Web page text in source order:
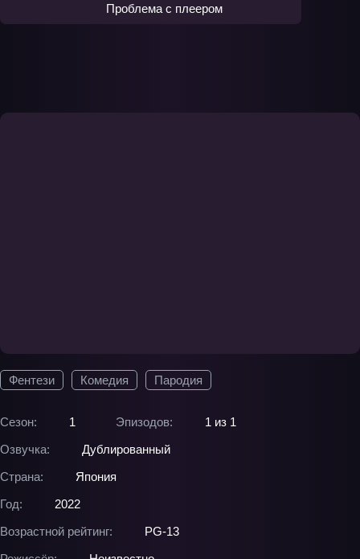
Фентези Комедия Пародия
Сезон: 1 Эпизодов:
1 из 1
Озвучка:
Дублированный
Страна:
Япония
Год:
2022
Возрастной рейтинг:
PG-13
Проблема с плеером